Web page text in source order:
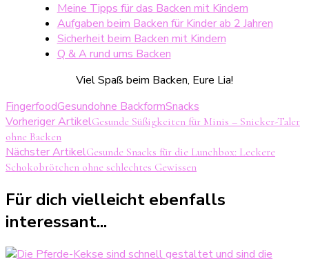
Meine Tipps für das Backen mit Kindern
Aufgaben beim Backen für Kinder ab 2 Jahren
Sicherheit beim Backen mit Kindern
Q & A rund ums Backen
Viel Spaß beim Backen, Eure Lia!
FingerfoodGesundohne BackformSnacks
Beitragsnavigation
Vorheriger ArtikelGesunde Süßigkeiten für Minis – Snicker-Taler
ohne Backen
Nächster ArtikelGesunde Snacks für die Lunchbox: Leckere
Schokobrötchen ohne schlechtes Gewissen
Für dich vielleicht ebenfalls
interessant...